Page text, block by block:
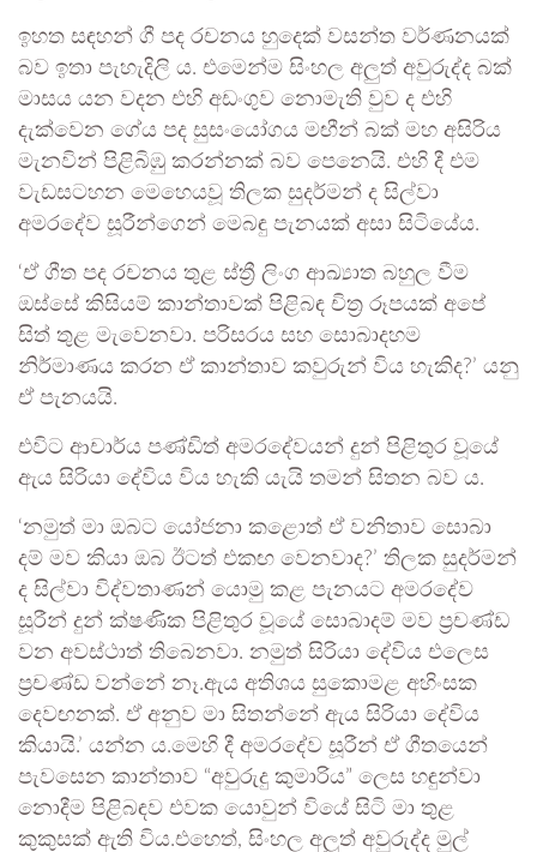
ඉහත සඳහන් ගී පද රචනය හුදෙක් වසන්ත වර්ණනයක්
බව ඉතා පැහැදිලි ය. එමෙන්ම සිංහල අලුත් අවුරුද්ද බක්
මාසය යන වදන එහි අඩංගුව නොමැති වුව ද එහි
දැක්වෙන ගේය පද සුසංයෝගය මඟීන් බක් මහ අසිරිය
මැනවින් පිළිබිඹු කරන්නක් බව පෙනෙයි. එහි දී එම
වැඩසටහන මෙහෙයවූ තිලක සුදර්මන් ද සිල්වා
අමරදේව සූරීන්ගෙන් මෙබඳු පැනයක් අසා සිටියේය.
‘ඒ ගීත පද රචනය තුළ ස්ත්‍රී ලිංග ආඛ්‍යාත බහුල වීම
ඔස්සේ කිසියම් කාන්තාවක් පිළිබඳ චිත්‍ර රූපයක් අපේ
සිත් තුළ මැවෙනවා. පරිසරය සහ සොබාදහම
නිර්මාණය කරන ඒ කාන්තාව කවුරුන් විය හැකිද?’ යනු
ඒ පැනයයි.
එවිට ආචාර්ය පණ්ඩිත් අමරදේවයන් දුන් පිළිතුර වූයේ
ඇය සිරියා දේවිය විය හැකි යැයි තමන් සිතන බව ය.
‘නමුත් මා ඔබට යෝජනා කළොත් ඒ වනිතාව සොබා
දම් මව කියා ඔබ ඊටත් එකඟ වෙනවාද?’ තිලක සුදර්මන්
ද සිල්වා විද්වතාණන් යොමු කළ පැනයට අමරදේව
සූරීන් දුන් ක්ෂණික පිළිතුර වූයේ සොබාදම් මව ප්‍රචණ්ඩ
වන අවස්ථාත් තිබෙනවා. නමුත් සිරියා දේවිය එලෙස
ප්‍රචණ්ඩ වන්නේ නෑ.ඇය අතිශය සුකොමළ අහිංසක
දෙවඟනක්. ඒ අනුව මා සිතන්නේ ඇය සිරියා දේවිය
කියායි.’ යන්න ය.මෙහි දී අමරදේව සූරීන් ඒ ගීතයෙන්
පැවසෙන කාන්තාව “අවුරුදු කුමාරිය” ලෙස හඳුන්වා
නොදීම පිළිබඳව එවක යොවුන් වියේ සිටි මා තුළ
කුකුසක් ඇති විය.එහෙත්, සිංහල අලුත් අවුරුද්ද මුල්